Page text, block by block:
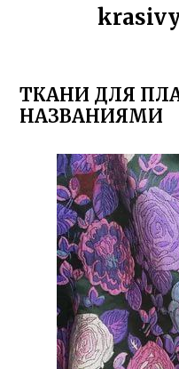
ТКАНИ ДЛЯ
НАЗВАНИЯМИ